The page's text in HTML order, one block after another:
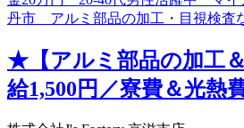
★【アルミ部品の加工
給1,500円／寮費＆光熱